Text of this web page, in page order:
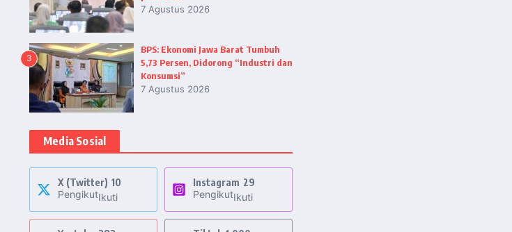
7 Agustus 2026
3
BPS: Ekonomi Jawa Barat Tumbuh
5,73 Persen, Didorong “Industri dan
Konsumsi”
7 Agustus 2026
Media Sosial
X (Twitter) 10
PengikutIkuti
Instagram 29
PengikutIkuti